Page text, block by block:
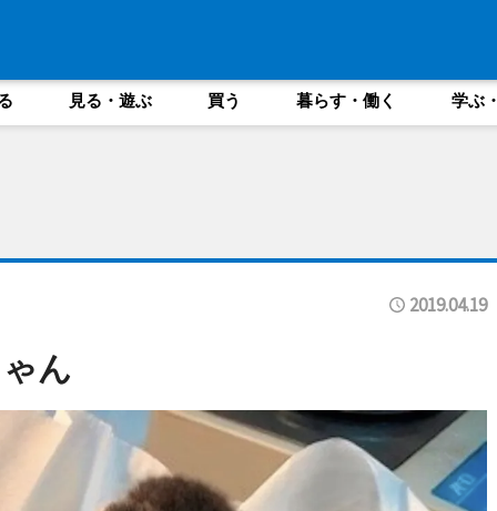
見る・遊ぶ 買う 暮らす・働く 学ぶ
2019.04.19
ん